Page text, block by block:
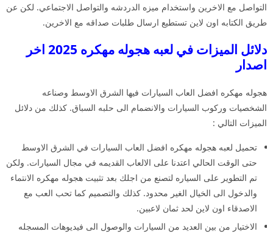
التواصل مع الاخرين واستخدام ميزه الدردشه والتواصل الاجتماعي. لكن عن
طريق الكتابه اون لاين تستطيع ارسال طلبات صداقه مع الاخرين.
دلائل الميزات في لعبه هجوله مهكره 2025 اخر
اصدار
هجوله مهكره افضل العاب السيارات فيها الشرق الاوسط وصناعه
الشخصيات وركوب السيارات والانضمام الى حلبه السباق. كذلك من دلائل
الميزات التالي :
تحميل لعبه هجوله مهكره افضل العاب السيارات في الشرق الاوسط
حتى الوقت الحالي اعتدنا على الالعاب القديمه في مجال السيارات. ولكن
تم التطوير على السياره لتصنع من اجلك بعد تثبيت هجوله مهكره الانتماء
والدخول الى الخيال الغير محدود. كذلك والتصميم كما تحب العب مع
الاصدقاء اون لاين لحد ثمان لاعبين.
الاختيار من بين العديد من السيارات والوصول الى فيديوهات المسجله